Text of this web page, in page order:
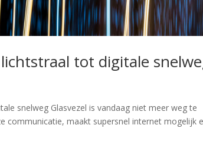
tot digitale
snelweg Glasvezel is vandaag niet meer weg te
communicatie, maakt supersnel internet mogelijk